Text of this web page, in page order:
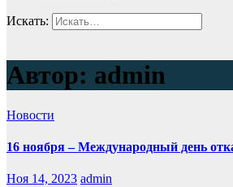
Искать:
Автор: admin
Новости
16 ноября – Международный день
Ноя 14, 2023 admin